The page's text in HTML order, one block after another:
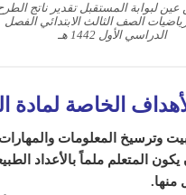
لبوابة المستقبل تقدير ناتج
الصف الثالث الابتدائي الفصل
الدراسي الأول 1442 هـ
الخاصة لمادة
وترسيخ المعلومات
يكون المتعلم ملماً بالأعداد
منها.